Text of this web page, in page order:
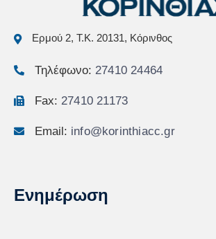
Ερμού 2, Τ.Κ. 20131, Κόρινθος
Τηλέφωνο: 27410 24464
Fax: 27410 21173
Email: info@korinthiacc.gr
Ενημέρωση